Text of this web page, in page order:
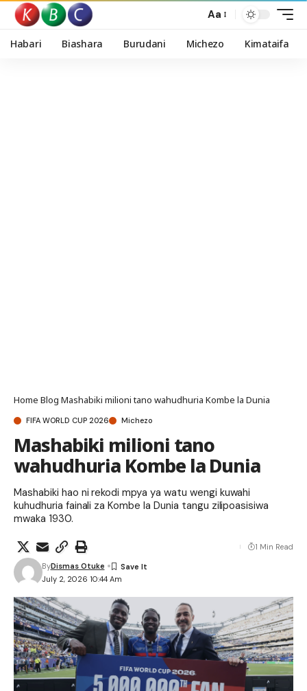
Aa
Habari Biashara Burudani Michezo Kimataifa
Home Blog Mashabiki milioni tano wahudhuria Kombe la Dunia
FIFA WORLD CUP 2026 Michezo
Mashabiki milioni tano
wahudhuria Kombe la Dunia
Mashabiki hao ni rekodi mpya ya watu wengi kuwahi
kuhudhuria fainali za Kombe la Dunia tangu zilipoasisiwa
mwaka 1930.
July 2, 2026 10:44 Am
ByDismas Otuke
1 Min Read